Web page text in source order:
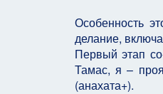
Особенность
делание,
Первый этап
Тамас, я –
(анахата+).